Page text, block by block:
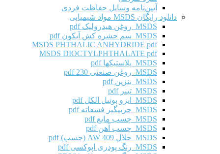
آیین‌نامه وسایل حفاظت فردی
دانلود رایگان MSDS مواد شیمیایی
MSDS روغن هیدرولیک pdf
MSDS سم حشره کش آیکون pdf
MSDS PHTHALIC ANHYDRIDE pdf
MSDS DIOCTYLPHTHALATE pdf
MSDS پلاستیکها pdf
MSDS روغن صنعتی 230 pdf
MSDS بنزین pdf
MSDS تینر pdf
MSDS ایزو بوتیل الکل pdf
MSDS چربیگیر فسفاته pdf
MSDS چسب مایع pdf
MSDS چسب آهن pdf
MSDS حلال AW 409 (چسب) pdf
MSDS رنگ پودری اپوکسی pdf